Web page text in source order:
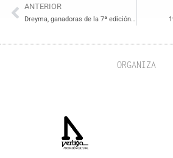
ANTERIOR
Dreyma, ganadoras de la 7ª edición NEIA
ORGANIZA